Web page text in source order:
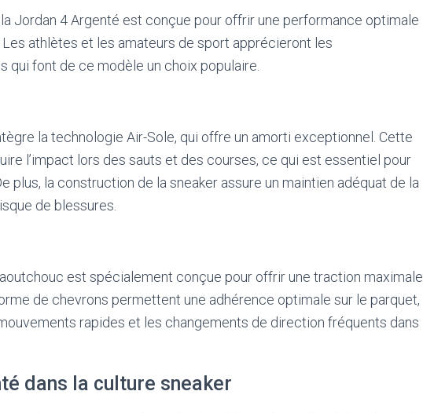
Jordan 4 Argenté est conçue pour offrir une performance optimale
athlètes et les amateurs de sport apprécieront les
qui font de ce modèle un choix populaire.
la technologie Air-Sole, qui offre un amorti exceptionnel. Cette
l’impact lors des sauts et des courses, ce qui est essentiel pour
plus, la construction de la sneaker assure un maintien adéquat de la
de blessures.
est spécialement conçue pour offrir une traction maximale.
de chevrons permettent une adhérence optimale sur le parquet,
rapides et les changements de direction fréquents dans
dans la culture sneaker